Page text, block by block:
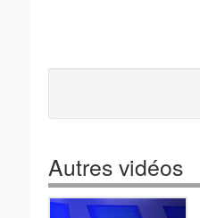
Autres vidéos